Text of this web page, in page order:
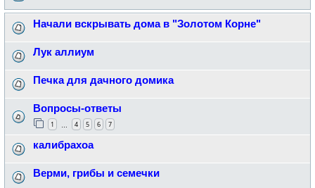
Начали вскрывать дома в "Золотом Корне"
Лук аллиум
Печка для дачного домика
Вопросы-ответы
1 4 5 6 7
калибрахоа
Верми, грибы и семечки